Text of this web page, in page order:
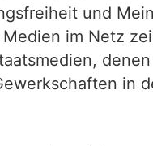
und
im Netz
in